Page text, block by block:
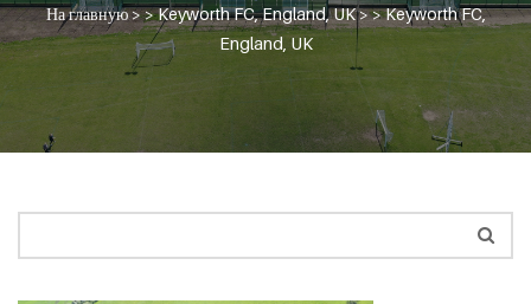
На главную> >Keyworth FC, England, UK> >Keyworth FC,
England, UK